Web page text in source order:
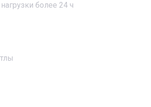
более 24 ч